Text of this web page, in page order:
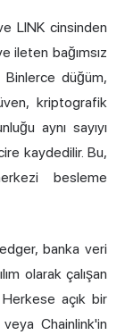
LINK cinsinden
ileten bağımsız
düğüm,
kriptografik
aynı sayıyı
kaydedilir. Bu,
besleme
banka veri
olarak çalışan
Herkese açık bir
veya Chainlink'in